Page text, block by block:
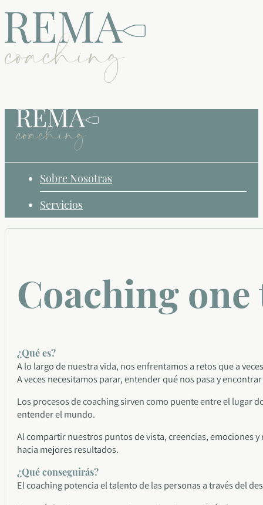
Sobre Nosotras
Servicios
Coaching one
¿Qué es?
A lo largo de nuestra vida, nos enfrentamos a retos que a
A veces necesitamos parar, entender qué nos pasa y
Los procesos de coaching sirven como puente entre el lugar
entender el mundo.
Al compartir nuestros puntos de vista, creencias, emociones
hacia mejores resultados.
¿Qué conseguirás?
El coaching potencia el talento de las personas a través del